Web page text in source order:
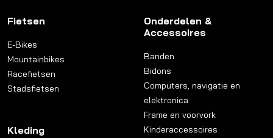
Fietsen
E-Bikes
Mountainbikes
Racefietsen
Stadsfietsen
Kleding
Onderdelen &
Accessoires
Banden
Bidons
Computers, navigatie en
elektronica
Frame en voorvork
Kinderaccessoires